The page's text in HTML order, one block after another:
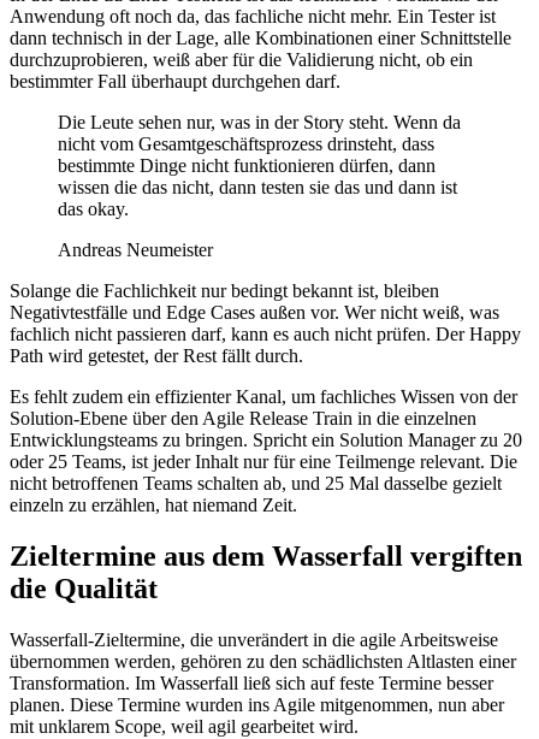
Anwendung oft noch da, das fachliche nicht mehr. Ein Tester ist
dann technisch in der Lage, alle Kombinationen einer Schnittstelle
durchzuprobieren, weiß aber für die Validierung nicht, ob ein
bestimmter Fall überhaupt durchgehen darf.
Die Leute sehen nur, was in der Story steht. Wenn da
nicht vom Gesamtgeschäftsprozess drinsteht, dass
bestimmte Dinge nicht funktionieren dürfen, dann
wissen die das nicht, dann testen sie das und dann ist
das okay.
Andreas Neumeister
Solange die Fachlichkeit nur bedingt bekannt ist, bleiben
Negativtestfälle und Edge Cases außen vor. Wer nicht weiß, was
fachlich nicht passieren darf, kann es auch nicht prüfen. Der Happy
Path wird getestet, der Rest fällt durch.
Es fehlt zudem ein effizienter Kanal, um fachliches Wissen von der
Solution-Ebene über den Agile Release Train in die einzelnen
Entwicklungsteams zu bringen. Spricht ein Solution Manager zu 20
oder 25 Teams, ist jeder Inhalt nur für eine Teilmenge relevant. Die
nicht betroffenen Teams schalten ab, und 25 Mal dasselbe gezielt
einzeln zu erzählen, hat niemand Zeit.
Zieltermine aus dem Wasserfall vergiften
die Qualität
Wasserfall-Zieltermine, die unverändert in die agile Arbeitsweise
übernommen werden, gehören zu den schädlichsten Altlasten einer
Transformation. Im Wasserfall ließ sich auf feste Termine besser
planen. Diese Termine wurden ins Agile mitgenommen, nun aber
mit unklarem Scope, weil agil gearbeitet wird.